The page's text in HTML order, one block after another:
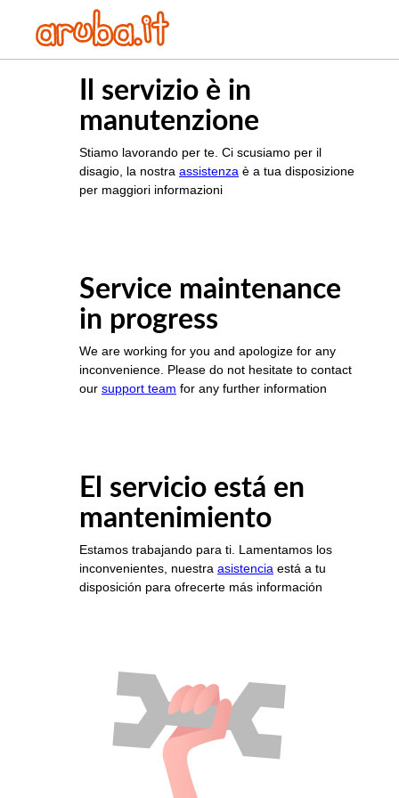
Il servizio è in
manutenzione
Stiamo lavorando per te. Ci scusiamo per il
disagio, la nostra assistenza è a tua disposizione
per maggiori informazioni
Service maintenance
in progress
We are working for you and apologize for any
inconvenience. Please do not hesitate to contact
our support team for any further information
El servicio está en
mantenimiento
Estamos trabajando para ti. Lamentamos los
inconvenientes, nuestra asistencia está a tu
disposición para ofrecerte más información